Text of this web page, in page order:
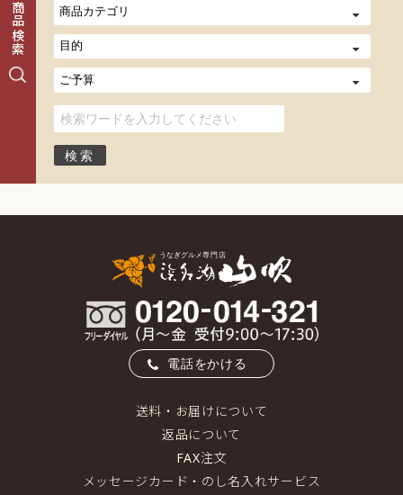
商品検索
電話をかける
送料・お届けについて
返品について
FAX注文
メッセージカード・のし名入れサービス